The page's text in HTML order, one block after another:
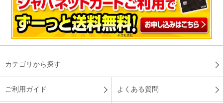
カテゴリから探す
ご利用ガイド よくある質問